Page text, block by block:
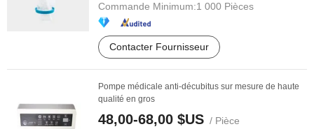
Commande Minimum:1 000 Pièces
Contacter Fournisseur
Pompe médicale anti-décubitus sur mesure de haute
qualité en gros
48,00-68,00 $US / Pièce